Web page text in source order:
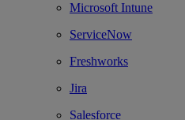
Microsoft Intune
ServiceNow
Freshworks
Jira
Salesforce